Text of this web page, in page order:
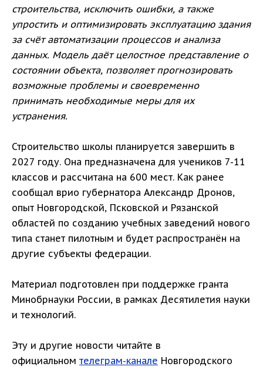
строительства, исключить ошибки, а также
упростить и оптимизировать эксплуатацию здания
за счёт автоматизации процессов и анализа
данных. Модель даёт целостное представление о
состоянии объекта, позволяет прогнозировать
возможные проблемы и своевременно
принимать необходимые меры для их
устранения.
Строительство школы планируется завершить в
2027 году. Она предназначена для учеников 7-11
классов и рассчитана на 600 мест. Как ранее
сообщал врио губернатора Александр Дронов,
опыт Новгородской, Псковской и Рязанской
областей по созданию учебных заведений нового
типа станет пилотным и будет распространён на
другие субъекты федерации.
Материал подготовлен при поддержке гранта
Минобрнауки России, в рамках Десятилетия науки
и технологий.
Эту и другие новости читайте в
официальном телеграм-канале Новгородского